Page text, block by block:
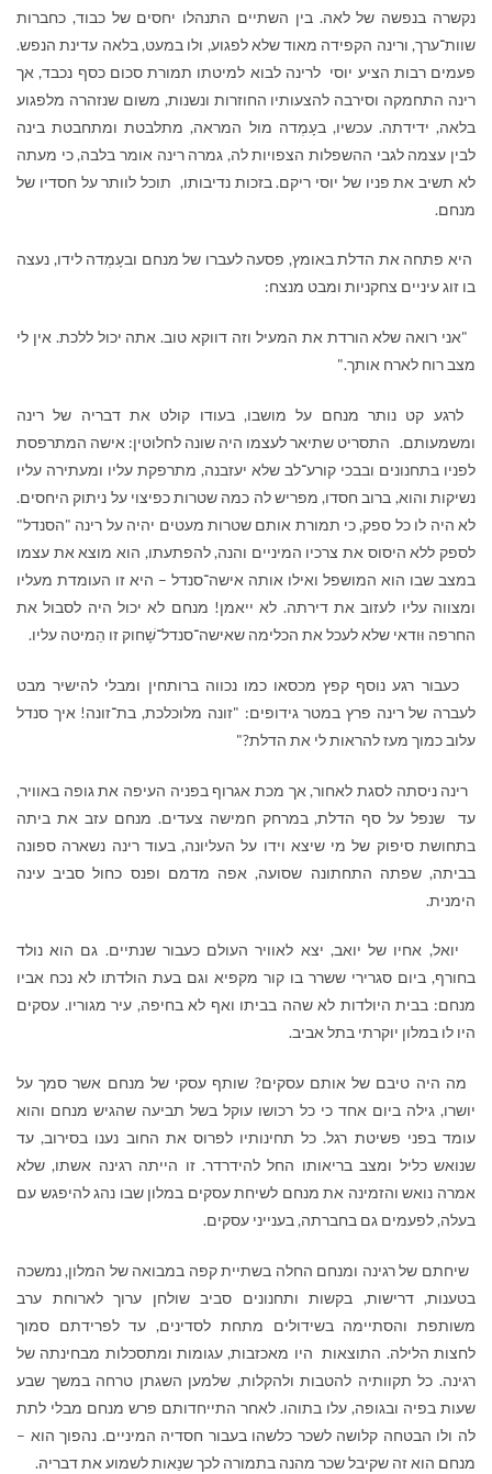
נקשרה בנפשה של לאה. בין השתיים התנהלו יחסים של כבוד, כחברות
שוות־ערך, ורינה הקפידה מאוד שלא לפגוע, ולו במעט, בלאה עדינת הנפש.
פעמים רבות הציע יוסי לרינה לבוא למיטתו תמורת סכום כסף נכבד, אך
רינה התחמקה וסירבה להצעותיו החוזרות ונשנות, משום שנזהרה מלפגוע
בלאה, ידידתה. עכשיו, בעָמְדה מול המראה, מתלבטת ומתחבטת בינה
לבין עצמה לגבי ההשפלות הצפויות לה, גמרה רינה אומר בלבה, כי מעתה
לא תשיב את פניו של יוסי ריקם. בזכות נדיבותו, תוכל לוותר על חסדיו של
מנחם.
היא פתחה את הדלת באומץ, פסעה לעברו של מנחם ובעָמְדה לידו, נעצה
בו זוג עיניים צחקניות ומבט מנצח:
"אני רואה שלא הורדת את המעיל וזה דווקא טוב. אתה יכול ללכת. אין לי
מצב רוח לארח אותך."
לרגע קט נותר מנחם על מושבו, בעודו קולט את דבריה של רינה
ומשמעותם. התסריט שתיאר לעצמו היה שונה לחלוטין: אישה המתרפסת
לפניו בתחנונים ובבכי קורע־לב שלא יעזבנה, מתרפקת עליו ומעתירה עליו
נשיקות והוא, ברוב חסדו, מפריש לה כמה שטרות כפיצוי על ניתוק היחסים.
לא היה לו כל ספק, כי תמורת אותם שטרות מעטים יהיה על רינה "הסנדל"
לספק ללא היסוס את צרכיו המיניים והנה, להפתעתו, הוא מוצא את עצמו
במצב שבו הוא המושפל ואילו אותה אישה־סנדל – היא זו העומדת מעליו
ומצווה עליו לעזוב את דירתה. לא ייאמן! מנחם לא יכול היה לסבול את
החרפה וּודאי שלא לעכל את הכלימה שאישה־סנדל־שָׁחוק זו הֵמיטה עליו.
כעבור רגע נוסף קפץ מכסאו כמו נכווה ברותחין ומבלי להישיר מבט
לעברה של רינה פרץ במטר גידופים: "זונה מלוכלכת, בת־זונה! איך סנדל
עלוב כמוך מעז להראות לי את הדלת?"
רינה ניסתה לסגת לאחור, אך מכת אגרוף בפניה העיפה את גופה באוויר,
עד שנפל על סף הדלת, במרחק חמישה צעדים. מנחם עזב את ביתה
בתחושת סיפוק של מי שיצא וידו על העליונה, בעוד רינה נשארה ספונה
בביתה, שפתה התחתונה שסועה, אפה מדמם ופנס כחול סביב עינה
הימנית.
יואל, אחיו של יואב, יצא לאוויר העולם כעבור שנתיים. גם הוא נולד
בחורף, ביום סגרירי ששרר בו קור מקפיא וגם בעת הולדתו לא נכח אביו
מנחם: בבית היולדות לא שהה בביתו ואף לא בחיפה, עיר מגוריו. עסקים
היו לו במלון יוקרתי בתל אביב.
מה היה טיבם של אותם עסקים? שותף עסקי של מנחם אשר סמך על
יושרו, גילה ביום אחד כי כל רכושו עוקל בשל תביעה שהגיש מנחם והוא
עומד בפני פשיטת רגל. כל תחינותיו לפרוס את החוב נענו בסירוב, עד
שנואש כליל ומצב בריאותו החל להידרדר. זו הייתה רגינה אשתו, שלא
אמרה נואש והזמינה את מנחם לשיחת עסקים במלון שבו נהג להיפגש עם
בעלה, לפעמים גם בחברתה, בענייני עסקים.
שיחתם של רגינה ומנחם החלה בשתיית קפה במבואה של המלון, נמשכה
בטענות, דרישות, בקשות ותחנונים סביב שולחן ערוך לארוחת ערב
משותפת והסתיימה בשידולים מתחת לסדינים, עד לפרידתם סמוך
לחצות הלילה. התוצאות היו מאכזבות, עגומות ומתסכלות מבחינתה של
רגינה. כל תקוותיה להטבות ולהקלות, שלמען השגתן טרחה במשך שבע
שעות בפיה ובגופה, עלו בתוהו. לאחר התייחדותם פרש מנחם מבלי לתת
לה ולו הבטחה קלושה לשכר כלשהו בעבור חסדיה המיניים. נהפוך הוא –
מנחם הוא זה שקיבל שכר מהנה בתמורה לכך שנֵאות לשמוע את דבריה.